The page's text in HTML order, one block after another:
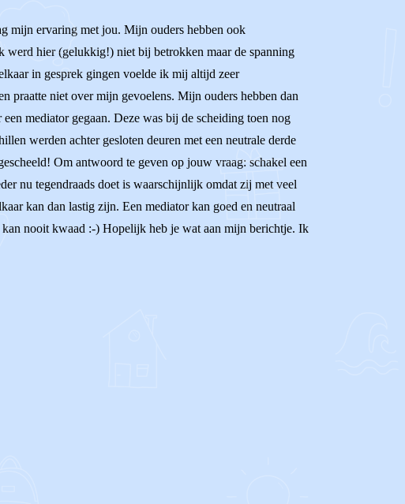
mijn ervaring met jou. Mijn ouders hebben ook
werd hier (gelukkig!) niet bij betrokken maar de spanning
in gesprek gingen voelde ik mij altijd zeer
praatte niet over mijn gevoelens. Mijn ouders hebben dan
mediator gegaan. Deze was bij de scheiding toen nog
werden achter gesloten deuren met een neutrale derde
Om antwoord te geven op jouw vraag: schakel een
nu tegendraads doet is waarschijnlijk omdat zij met veel
kan dan lastig zijn. Een mediator kan goed en neutraal
nooit kwaad :-) Hopelijk heb je wat aan mijn berichtje. Ik